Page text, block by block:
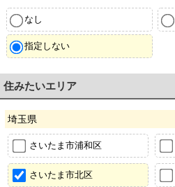
なし
指定しない
住みたいエリア
埼玉県
さいたま市浦和区
さいたま市北区